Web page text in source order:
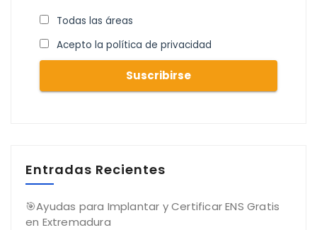
Todas las áreas
Acepto la política de privacidad
Entradas Recientes
🎯Ayudas para Implantar y Certificar ENS Gratis
en Extremadura